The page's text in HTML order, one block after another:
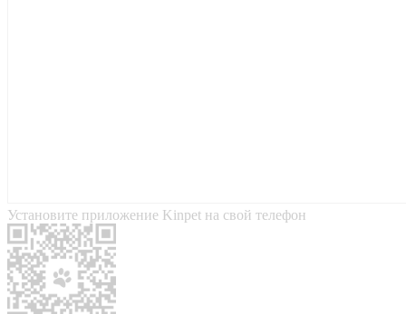
Установите приложение Kinpet на свой телефон